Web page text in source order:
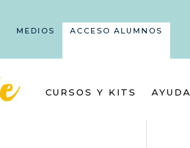
MEDIOS ACCESO ALUMNOS
CURSOS Y KITS AYUDA